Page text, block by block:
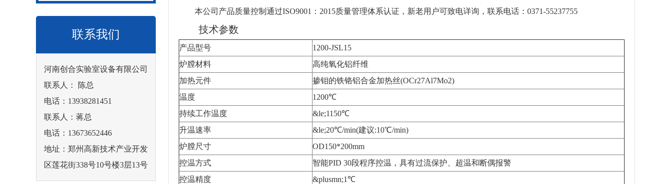
联系我们
河南创合实验室设备有限公司
联系人： 陈总
电话：13938281451
联系人：蒋总
电话：13673652446
地址：郑州高新技术产业开发
区莲花街338号10号楼3层13号
本公司产品质量控制通过ISO9001：2015质量管理体系认证，新老用户可致电详询，联系电话：0371-55237755
技术参数
产品型号
1200-JSL15
炉膛材料
高纯氧化铝纤维
加热元件
掺钼的铁铬铝合金加热丝(OCr27Al7Mo2)
温度
1200℃
持续工作温度
&le;1150℃
升温速率
&le;20℃/min(建议:10℃/min)
炉膛尺寸
OD150*200mm
控温方式
智能PID 30段程序控温，具有过流保护、超温和断偶报警
控温精度
&plusmn;1℃